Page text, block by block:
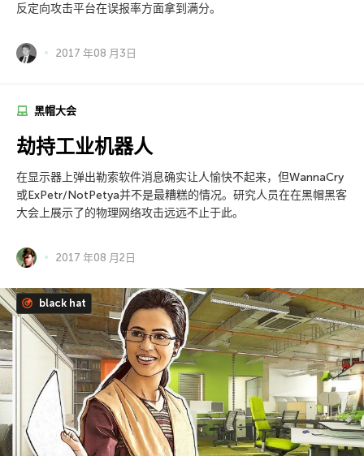
反定向攻击平台在误报率方面拿到满分。
2017 年08 月3日
黑帽大会
劫持工业机器人
在显示器上弹出勒索软件消息确实让人愉快不起来，但WannaCry
或ExPetr/NotPetya并不是最糟糕的情况。研究人员在在黑帽黑客
大会上展示了的物理网络攻击远远不止于此。
2017 年08 月2日
black hat